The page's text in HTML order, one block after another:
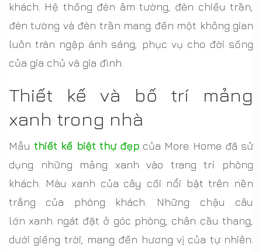
khách. Hệ thống đèn âm tường, đèn chiếu trần,
đèn tường và đèn trần mang đến một không gian
luôn tràn ngập ánh sáng, phục vụ cho đời sống
của gia chủ và gia đình.
Thiết kế và bố trí mảng
xanh trong nhà
Mẫuthiết kế biệt thự đẹp của More Home đã sử
dụng những mảng xanh vào trang trí phòng
khách. Màu xanh của cây cối nổi bật trên nền
trắng của phòng khách. Những chậu câu
lớn xanh ngát đặt ở góc phòng, chân cầu thang,
dưới giếng trời, mang đến hương vị của tự nhiên.